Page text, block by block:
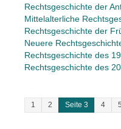
Rechtsgeschichte der
Mittelalterliche
Rechtsgeschichte der
Neuere
Rechtsgeschichte des
Rechtsgeschichte des
1 2 Seite 3 4 5